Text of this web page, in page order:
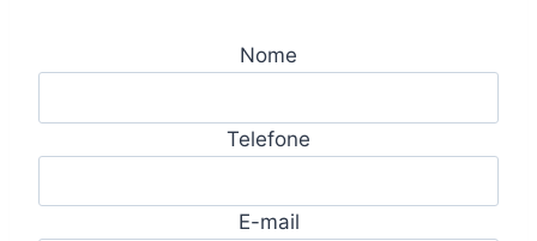
Nome
Telefone
E-mail